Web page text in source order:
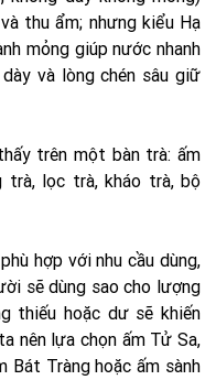
thu ẩm; nhưng kiểu Hạ
mỏng giúp nước nhanh
và lòng chén sâu giữ
trên một bàn trà: ấm
trà, lọc trà, kháo trà, bộ
hợp với nhu cầu dùng,
sẽ dùng sao cho lượng
thiếu hoặc dư sẽ khiến
nên lựa chọn ấm Tử Sa,
Bát Tràng hoặc ấm sành